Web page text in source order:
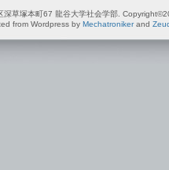
深草塚本町67 龍谷大学社会学部.
from Wordpress by Mechatronikerand